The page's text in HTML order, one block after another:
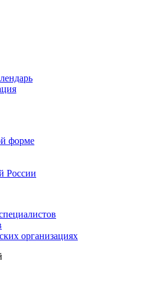
форме
России
организациях